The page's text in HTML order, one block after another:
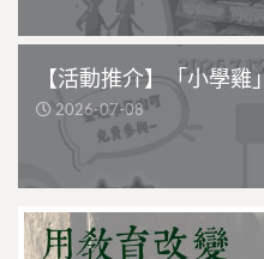
【活動推介】「小學雞
2026-07-08